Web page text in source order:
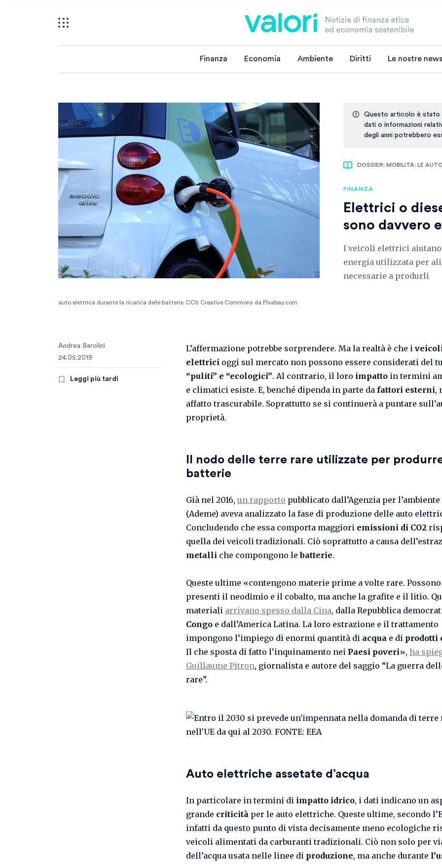
Finanza Economia Ambiente Diritti Le nostre
Questo articolo è
dati o informazioni
degli anni potrebbero
DOSSIER: MOBILITÀ: LE
FINANZA
Elettrici o
sono davvero
I veicoli elettrici
energia utilizzata per
necessarie a produrli
auto elettrica durante la ricarica delle batterie. CC0 Creative Commons da Pixabay.com
Andrea Barolini
24.05.2019
Leggi più tardi
L’affermazione potrebbe sorprendere. Ma la realtà è che i
elettrici oggi sul mercato non possono essere considerati del
“puliti” e “ecologici”. Al contrario, il loro impatto in termini
e climatici esiste. E, benché dipenda in parte da fattori esterni,
affatto trascurabile. Soprattutto se si continuerà a puntare
proprietà.
Il nodo delle terre rare utilizzate per
batterie
Già nel 2016, un rapporto pubblicato dall’Agenzia per
(Ademe) aveva analizzato la fase di produzione delle auto
Concludendo che essa comporta maggiori emissioni di CO2
quella dei veicoli tradizionali. Ciò soprattutto a causa
metalli che compongono lebatterie.
Queste ultime «contengono materie prime a volte rare.
presenti il neodimio e il cobalto, ma anche la grafite e il litio.
materiali arrivano spesso dalla Cina, dalla Repubblica
Congo e dall’America Latina. La loro estrazione e il trattamento
impongono l’impiego di enormi quantità di acqua e di prodotti
Il che sposta di fatto l’inquinamento nei Paesi poveri», ha
Guillaume Pitron, giornalista e autore del saggio “La guerra
rare”.
Auto elettriche assetate d’acqua
In particolare in termini di impatto idrico, i dati indicano un
grande criticità per le auto elettriche. Queste ultime, secondo
infatti da questo punto di vista decisamente meno ecologiche
veicoli alimentati da carburanti tradizionali. Ciò non solo per
dell’acqua usata nelle linee di produzione, ma anche durante